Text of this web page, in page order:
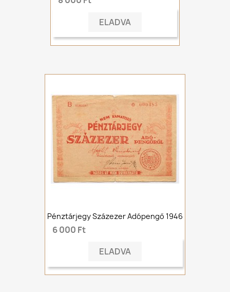
ELADVA
Pénztárjegy Százezer Adópengő 1946
6 000 Ft
ELADVA